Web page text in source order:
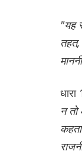
"यह
तहत,
न